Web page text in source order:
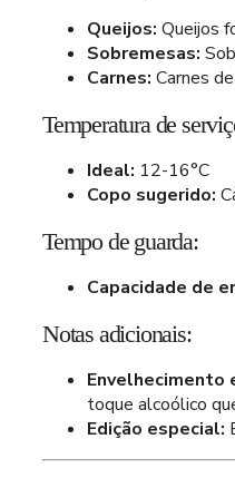
Queijos: Queijos
Sobremesas:
Carnes: Carnes
Temperatura de
Ideal: 12-16°C
Copo sugerido:
Tempo de guarda:
Capacidade de
Notas adicionais:
Envelhecimento
toque alcoólico
Edição especial: